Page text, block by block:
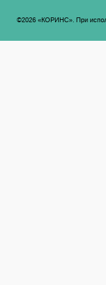
©2026 «КОРИНС». При